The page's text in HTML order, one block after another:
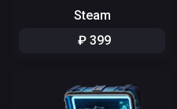
Steam
₽ 399